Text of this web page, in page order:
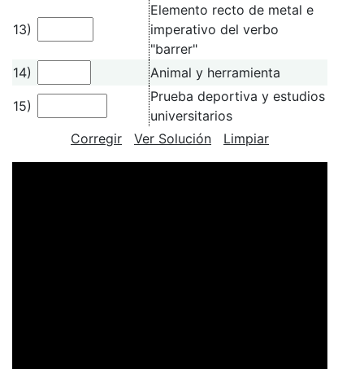
13)
Elemento recto de metal e
imperativo del verbo
"barrer"
14)
Animal y herramienta
15)
Prueba deportiva y estudios
universitarios
Corregir
Ver Solución Limpiar